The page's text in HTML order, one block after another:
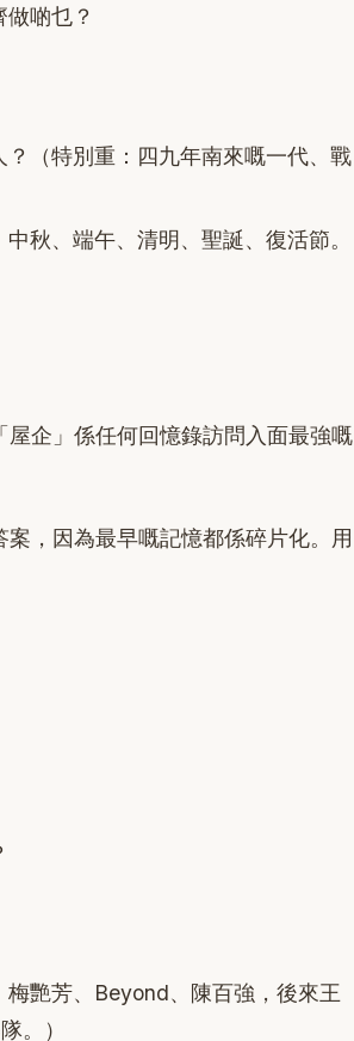
啲乜？
（特別重：四九年南來嘅一代、戰
秋、端午、清明、聖誕、復活節。
企」係任何回憶錄訪問入面最強嘅
案，因為最早嘅記憶都係碎片化。用
艷芳、Beyond、陳百強，後來王
。）